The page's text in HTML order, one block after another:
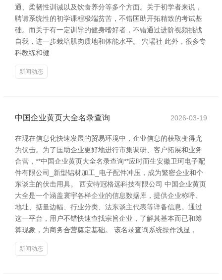
通、柔韧性训诫以及饮食养分等多个方面。关于初学者来说，
聘请系统性的初学课程极端贫苦，不错匡助开拓精致的考试基
础。而关于有一定训导的健身嗜好者，不错通过进阶视频挑战
自我，进一步栽培肌肉质地和体能水平。 穴場社 此外，很多专
科教练和健
新闻动态
中国企业黄页大全名录查询 2026-03-19
在现在信息化快速发展的贸易环境中，企业信息的获取变得尤
为伏击。为了匡助企业更好地进行市集调研、客户拓展和业务
合营，**中国企业黄页大全名录查询**应时而生安徽卫珂电子配
件有限公司_新型铝材加工_电子配件冲压，成为繁密企业和个
东谈主的伏击用具。 西安特冠格远科技有限公司 中国企业黄页
大全是一个涵盖寰宇各样企业的信息数据库，提供企业称呼、
地址、掂量边幅、行业分类、法东谈主代表等详备信息。通过
这一平台，用户不错快速查找宗旨企业，了解其基本而已和筹
算现象，为商务合营奠定基础。 该名录查询系统操作浅显，
新闻动态